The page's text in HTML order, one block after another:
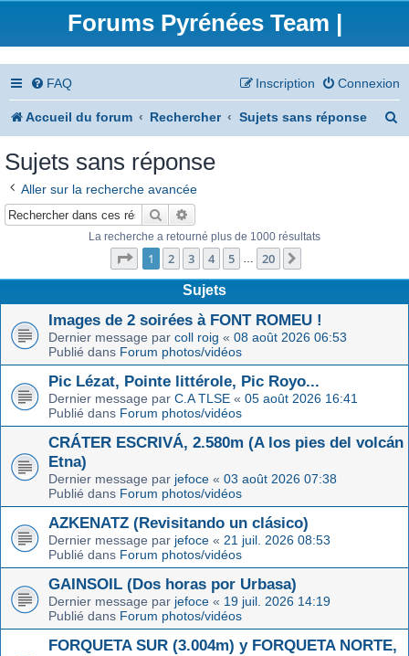
Forums Pyrénées Team |
FAQ Connexion
Inscription
Accueil du forum Rechercher Sujets sans réponse
Sujets sans réponse
Aller sur la recherche avancée
Rechercher
La recherche a retourné plus de 1000 résultats
Page 1sur20
1 2 3 4 5 … 20
Sujets
Images de 2 soirées à FONT ROMEU !
Dernier message par coll roig « 08 août 2026 06:53
Publié dans Forum photos/vidéos
Pic Lézat, Pointe littérole, Pic Royo...
Dernier message par C.A TLSE « 05 août 2026 16:41
Publié dans Forum photos/vidéos
CRÁTER ESCRIVÁ, 2.580m (A los pies del volcán
Etna)
Dernier message par jefoce « 03 août 2026 07:38
Publié dans Forum photos/vidéos
AZKENATZ (Revisitando un clásico)
Dernier message par jefoce « 21 juil. 2026 08:53
Publié dans Forum photos/vidéos
GAINSOIL (Dos horas por Urbasa)
Dernier message par jefoce « 19 juil. 2026 14:19
Publié dans Forum photos/vidéos
FORQUETA SUR (3.004m) y FORQUETA NORTE,